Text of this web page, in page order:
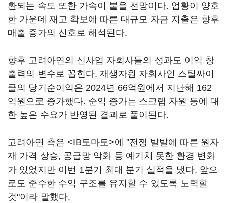
환되는 속도 또한 가속이 붙을 전망이다. 업황이 양호
한 가운데 재고 확보에 따른 대규모 자금 지출은 향후
매출 증가의 신호로 해석된다.
향후 고려아연의 신사업 자회사들의 성과도 이익 창
출력의 변수로 꼽힌다. 재생자원 자회사인 스틸싸이
클의 당기순이익은 2024년 66억원에서 지난해 162
억원으로 증가했다. 순익 증가는 스크랩 자원 등에 대
한 높은 수요가 반영된 결과로 풀이된다.
고려아연 측은 <IB토마토>에 "전쟁 발발에 따른 원자
재 가격 상승, 공급망 악화 등 예기치 못한 환경 변화
가 있었지만 이번 1분기 최대 분기 실적을 냈다. 앞으
로도 준수한 수익 구조를 유지할 수 있도록 노력할
것"이라 말했다.